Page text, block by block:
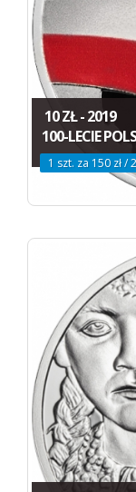
10 ZŁ - 2019
100-LECIE
1 szt. za 150 zł /